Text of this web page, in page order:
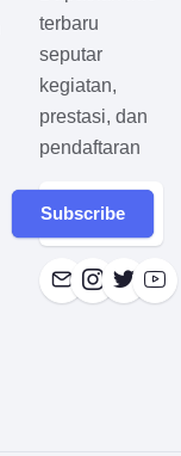
terbaru
seputar
kegiatan,
prestasi, dan
pendaftaran
Subscribe